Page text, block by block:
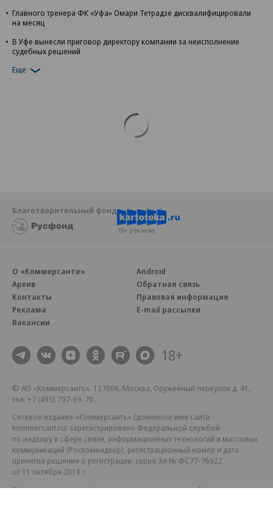
Главного тренера ФК «Уфа» Омари Тетрадзе дисквалифицировали
на месяц
В Уфе вынесли приговор директору компании за неисполнение
судебных решений
Еще
Благотворительный фонд
18+ реклама
О «Коммерсанте»
Архив
Контакты
Реклама
Вакансии
Android
Обратная связь
Правовая информация
E-mail рассылки
18+
© АО «Коммерсантъ». 127006, Москва, Оружейный переулок д. 41,
тел. +7 (495) 797-69-70.
Сетевое издание «Коммерсантъ» (доменное имя сайта:
kommersant.ru) зарегистрировано Федеральной службой
по надзору в сфере связи, информационных технологий и массовых
коммуникаций (Роскомнадзор), регистрационный номер и дата
принятия решения о регистрации: серия Эл № ФС77-76922
от 11 октября 2019 г.
Партнерские проекты/материалы, новости компаний, материалы